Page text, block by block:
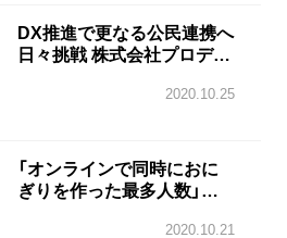
DX推進で更なる公民連携へ
日々挑戦 株式会社プロディ
子ミーティングボード等を
2020.10.25
「オンラインで同時におに
ぎりを作った最多人数」で
3年1月17日開催 大阪府・
2020.10.21